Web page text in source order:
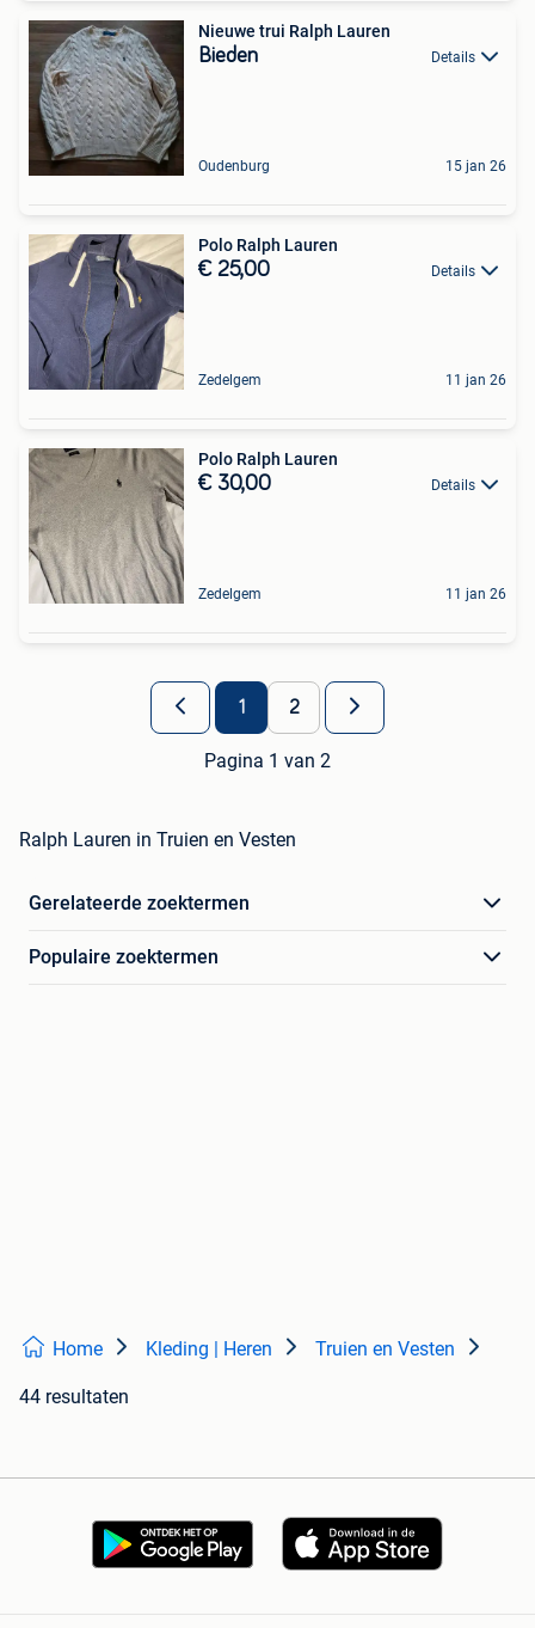
Nieuwe trui Ralph Lauren
Bieden Details
Oudenburg 15 jan 26
Polo Ralph Lauren
€ 25,00 Details
Zedelgem 11 jan 26
Polo Ralph Lauren
€ 30,00 Details
Zedelgem 11 jan 26
1 2
Pagina 1 van 2
Ralph Lauren in Truien en Vesten
Gerelateerde zoektermen
Populaire zoektermen
Home Kleding | Heren Truien en Vesten
44 resultaten